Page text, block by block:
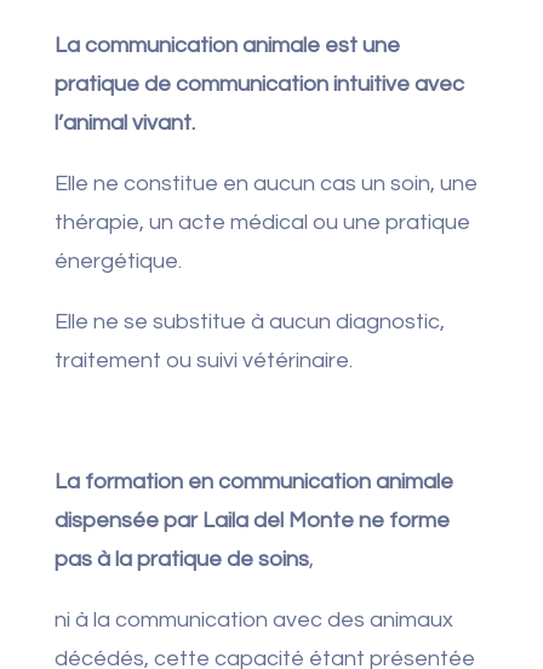
La communication animale est une
pratique de communication intuitive avec
l’animal vivant.
Elle ne constitue en aucun cas un soin, une
thérapie, un acte médical ou une pratique
énergétique.
Elle ne se substitue à aucun diagnostic,
traitement ou suivi vétérinaire.
La formation en communication animale
dispensée par Laila del Monte ne forme
pas à la pratique de soins,
ni à la communication avec des animaux
décédés, cette capacité étant présentée